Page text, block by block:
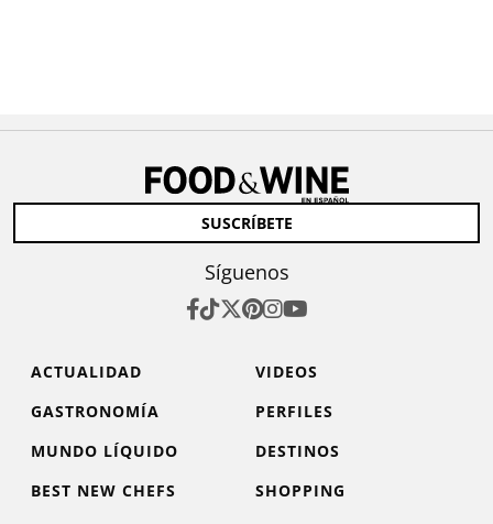
SUSCRÍBETE
Síguenos
ACTUALIDAD
VIDEOS
GASTRONOMÍA
PERFILES
MUNDO LÍQUIDO
DESTINOS
BEST NEW CHEFS
SHOPPING